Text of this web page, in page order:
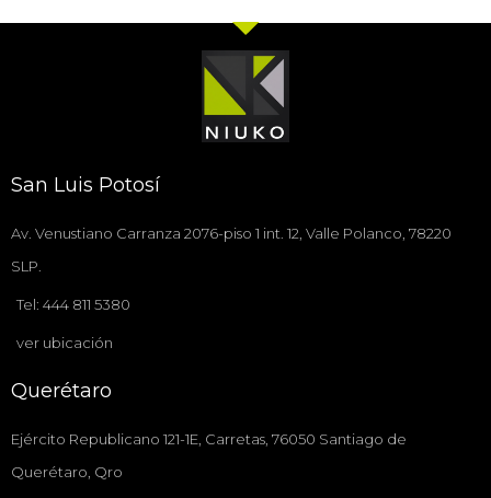
San Luis Potosí
Av. Venustiano Carranza 2076-piso 1 int. 12, Valle Polanco, 78220
SLP.
Tel: 444 811 5380
ver ubicación
Querétaro
Ejército Republicano 121-1E, Carretas, 76050 Santiago de
Querétaro, Qro